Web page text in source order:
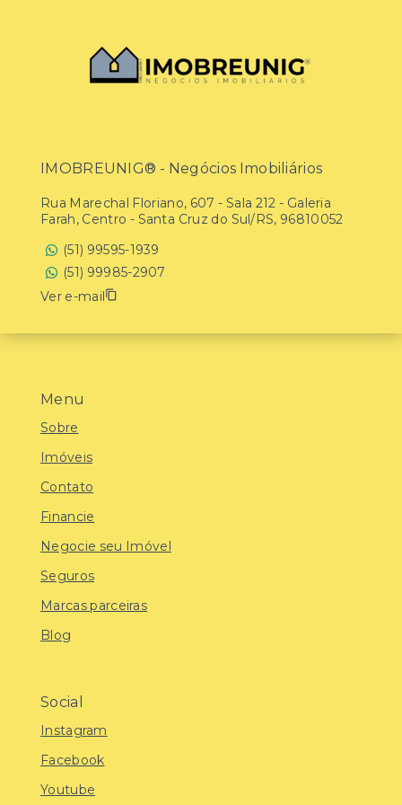
Menu
Sobre
Imóveis
Contato
Financie
Negocie seu Imóvel
Seguros
Marcas parceiras
Blog
Social
Instagram
Facebook
Youtube
IMOBREUNIG® - Negócios Imobiliários
Rua Marechal Floriano, 607 - Sala 212 - Galeria
Farah, Centro - Santa Cruz do Sul/RS, 96810052
(51) 99595-1939
(51) 99985-2907
Ver e-mail